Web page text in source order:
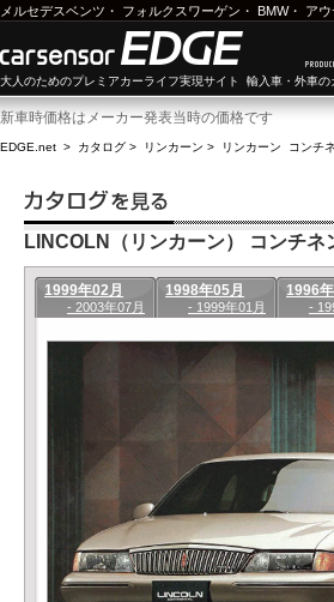
メルセデスベンツ ・ フォルクスワーゲン ・ BMW・ アウ
大人のためのプレミアカーライフ実現サイト 輸入車・外車の
新車時価格はメーカー発表当時の価格です
EDGE.net > カタログ > リンカーン > リンカーン コンチ
LINCOLN（リンカーン） コンチ
1999年02月
- 2003年07月
1998年05月
- 1999年01月
1996
-